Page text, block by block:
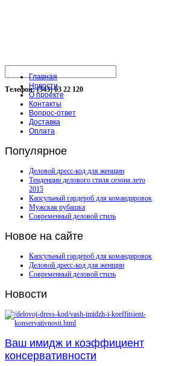
Телефон: (343) 03 22 120
Главная
Новости
О проекте
Контакты
Вопрос-ответ
Доставка
Оплата
Популярное
Деловой дресс-код для женщин
Тенденции делового стиля сезона лето
2015
Капсульный гардероб для командировок
Мужская рубашка
Современный деловой стиль
Новое на сайте
Капсульный гардероб для командировок
Деловой дресс-код для женщин
Современный деловой стиль
Новости
Ваш имидж и коэффициент
консервативности